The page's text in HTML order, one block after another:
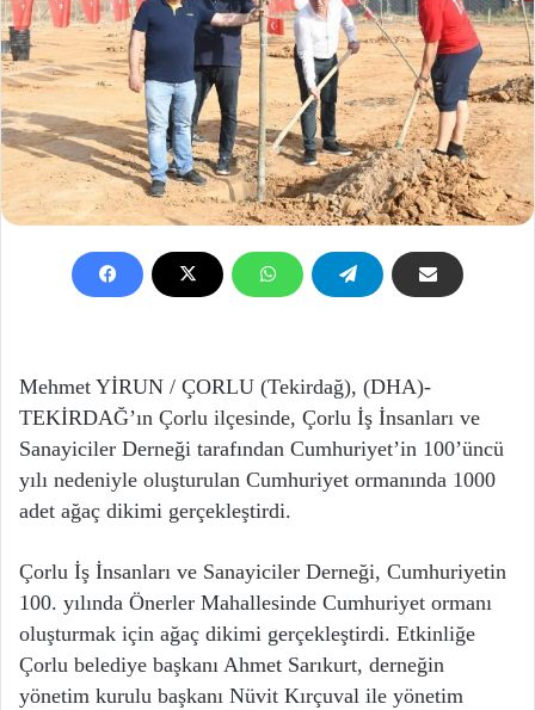
Mehmet YİRUN / ÇORLU (Tekirdağ), (DHA)-
TEKİRDAĞ’ın Çorlu ilçesinde, Çorlu İş İnsanları ve
Sanayiciler Derneği tarafından Cumhuriyet’in 100’üncü
yılı nedeniyle oluşturulan Cumhuriyet ormanında 1000
adet ağaç dikimi gerçekleştirdi.
Çorlu İş İnsanları ve Sanayiciler Derneği, Cumhuriyetin
100. yılında Önerler Mahallesinde Cumhuriyet ormanı
oluşturmak için ağaç dikimi gerçekleştirdi. Etkinliğe
Çorlu belediye başkanı Ahmet Sarıkurt, derneğin
yönetim kurulu başkanı Nüvit Kırçuval ile yönetim